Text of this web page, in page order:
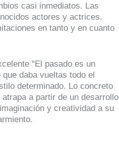
casi inmediatos. Las
actores y actrices.
en tanto y en cuanto
“El pasado es un
daba vueltas todo el
determinado. Lo concreto
a partir de un desarrollo
y creatividad a su